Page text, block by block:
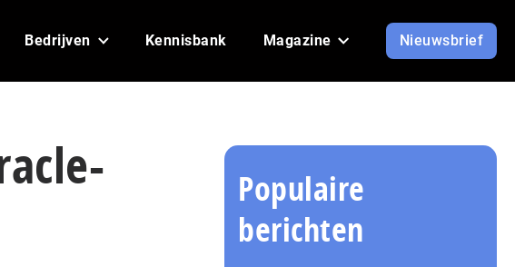
Bedrijven Kennisbank Magazine Nieuwsbrief
Populaire
berichten